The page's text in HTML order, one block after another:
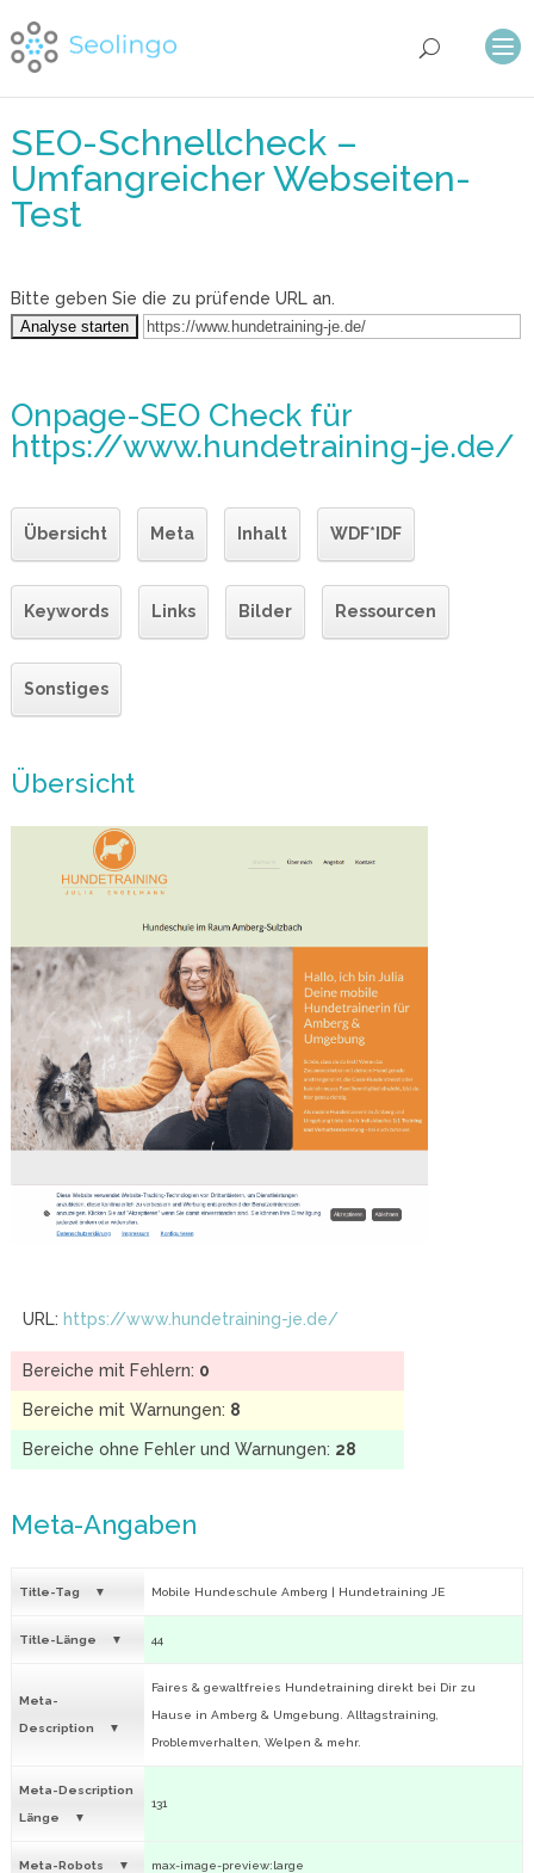
SEO-Schnellcheck –
Umfangreicher Webseiten-
Test
Bitte geben Sie die zu prüfende URL an.
Onpage-SEO Checkfür
https://www.hundetraining-je.de/
Übersicht Meta Inhalt WDF*IDF
Keywords Links Bilder Ressourcen
Sonstiges
Übersicht
URL: https://www.hundetraining-je.de/
Bereiche mit Fehlern: 0
Bereiche mit Warnungen: 8
Bereiche ohne Fehler und Warnungen: 28
Meta-Angaben
Title-Tag Mobile Hundeschule Amberg | Hundetraining JE
Title-Länge 44
Meta-
Description
Faires & gewaltfreies Hundetraining direkt bei Dir zu
Hause in Amberg & Umgebung. Alltagstraining,
Problemverhalten, Welpen & mehr.
Meta-Description
Länge
131
Meta-Robots max-image-preview:large